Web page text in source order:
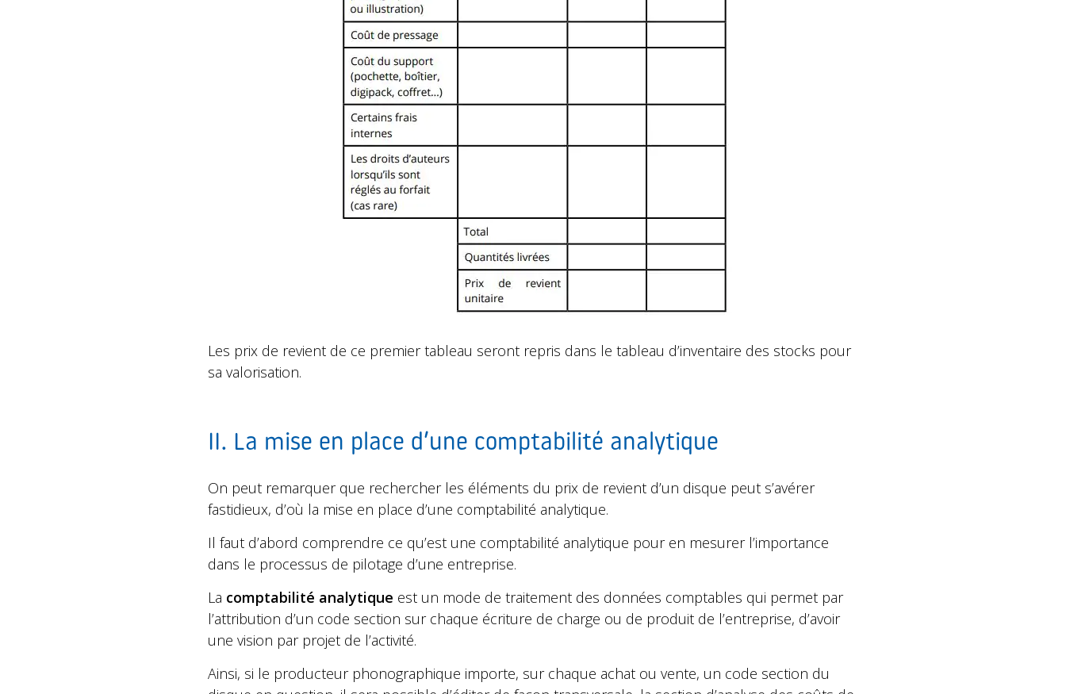
Les prix de revient de ce premier tableau seront repris dans le tableau d’inventaire des stocks pour
sa valorisation.
II. La mise en place d’une comptabilité analytique
On peut remarquer que rechercher les éléments du prix de revient d’un disque peut s’avérer
fastidieux, d’où la mise en place d’une comptabilité analytique.
Il faut d’abord comprendre ce qu’est une comptabilité analytique pour en mesurer l’importance
dans le processus de pilotage d’une entreprise.
La comptabilité analytique est un mode de traitement des données comptables qui permet par
l’attribution d’un code section sur chaque écriture de charge ou de produit de l’entreprise, d’avoir
une vision par projet de l’activité.
Ainsi, si le producteur phonographique importe, sur chaque achat ou vente, un code section du